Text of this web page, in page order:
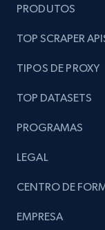
PRODUTOS
TOP SCRAPER
TIPOS DE PROXY
TOP DATASETS
PROGRAMAS
LEGAL
CENTRO DE
EMPRESA